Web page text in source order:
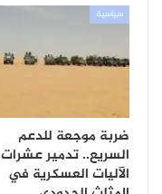
سياسية
ضربة موجعة للدعم
السريع.. تدمير عشرات
الآليات العسكرية في